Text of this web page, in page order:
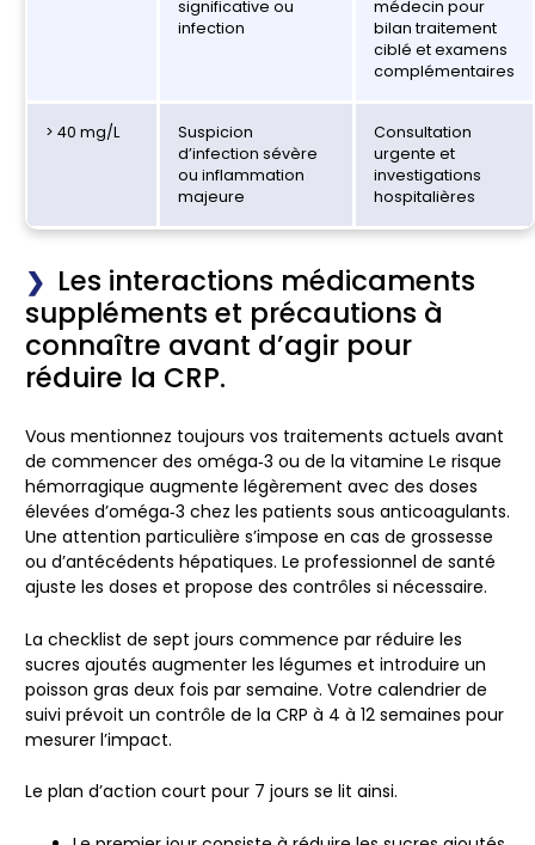
significative ou
infection
médecin pour
bilan traitement
ciblé et examens
complémentaires
> 40 mg/L
Suspicion
d’infection sévère
ou inflammation
majeure
Consultation
urgente et
investigations
hospitalières
Les interactions médicaments
suppléments et précautions à
connaître avant d’agir pour
réduire la CRP.
Vous mentionnez toujours vos traitements actuels avant
de commencer des oméga‑3 ou de la vitamine Le risque
hémorragique augmente légèrement avec des doses
élevées d’oméga‑3 chez les patients sous anticoagulants.
Une attention particulière s’impose en cas de grossesse
ou d’antécédents hépatiques. Le professionnel de santé
ajuste les doses et propose des contrôles si nécessaire.
La checklist de sept jours commence par réduire les
sucres ajoutés augmenter les légumes et introduire un
poisson gras deux fois par semaine. Votre calendrier de
suivi prévoit un contrôle de la CRP à 4 à 12 semaines pour
mesurer l’impact.
Le plan d’action court pour 7 jours se lit ainsi.